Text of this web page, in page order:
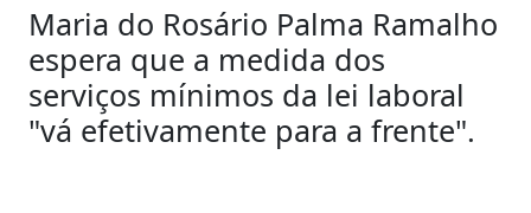
Maria do Rosário Palma Ramalho
espera que a medida dos
serviços mínimos da lei laboral
"vá efetivamente para a frente".